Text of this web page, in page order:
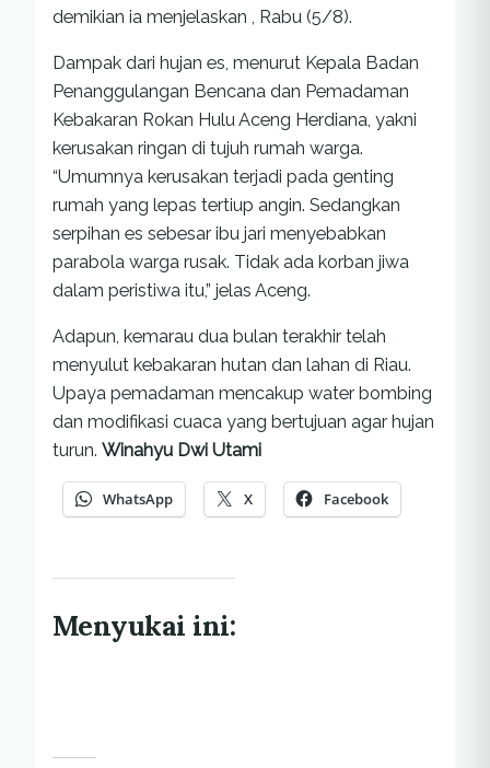
demikian ia menjelaskan , Rabu (5/8).
Dampak dari hujan es, menurut Kepala Badan
Penanggulangan Bencana dan Pemadaman
Kebakaran Rokan Hulu Aceng Herdiana, yakni
kerusakan ringan di tujuh rumah warga.
“Umumnya kerusakan terjadi pada genting
rumah yang lepas tertiup angin. Sedangkan
serpihan es sebesar ibu jari menyebabkan
parabola warga rusak. Tidak ada korban jiwa
dalam peristiwa itu,” jelas Aceng.
Adapun, kemarau dua bulan terakhir telah
menyulut kebakaran hutan dan lahan di Riau.
Upaya pemadaman mencakup water bombing
dan modifikasi cuaca yang bertujuan agar hujan
turun. Winahyu Dwi Utami
WhatsApp X Facebook
Menyukai ini: